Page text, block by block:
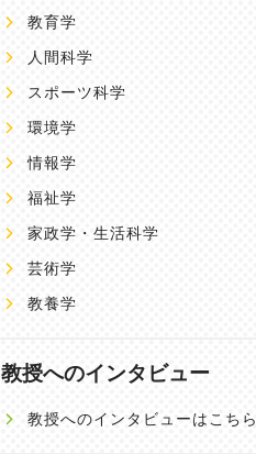
教育学
人間科学
スポーツ科学
環境学
情報学
福祉学
家政学・生活科学
芸術学
教養学
教授へのインタビュー
教授へのインタビューはこちら